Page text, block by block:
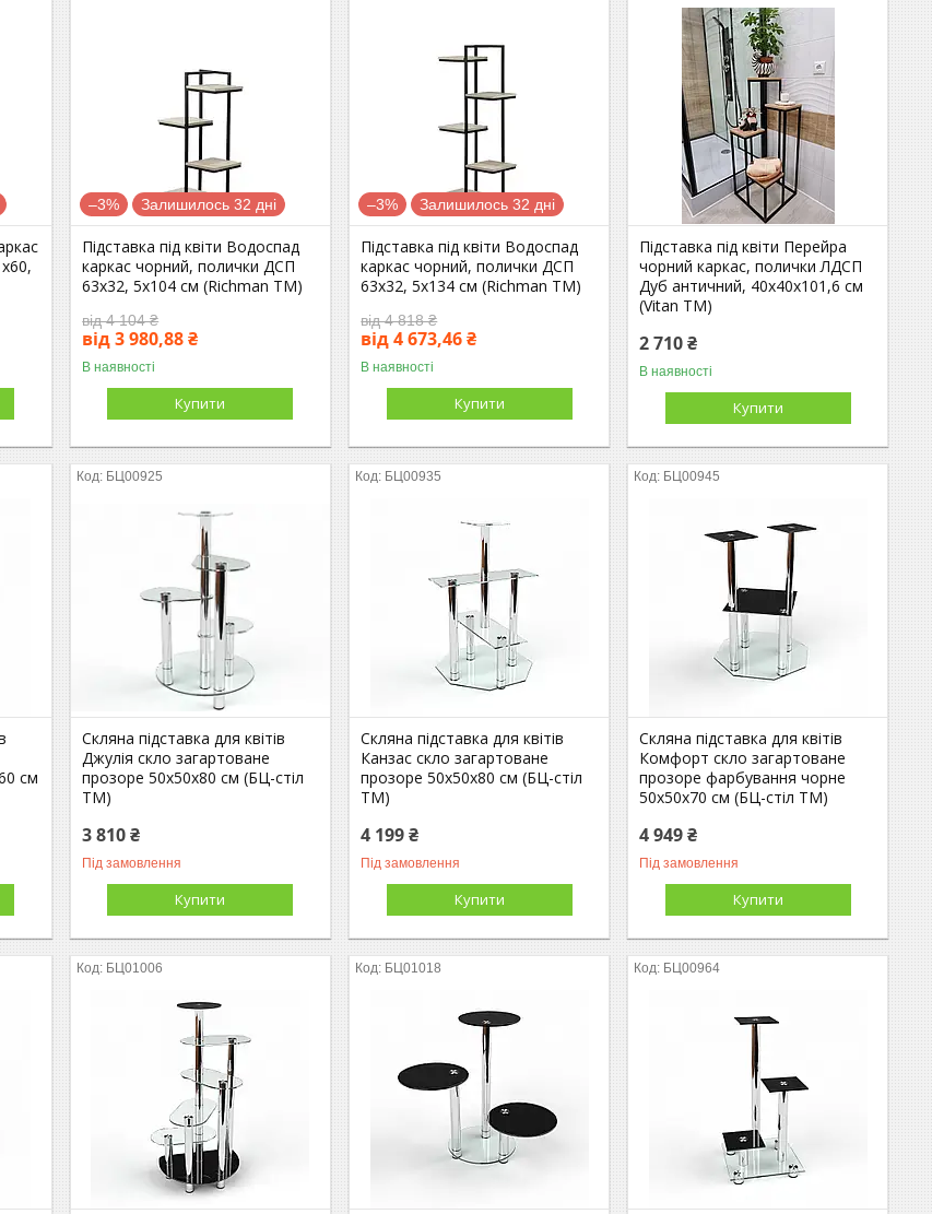
–3% Залишилось 32 дні
Підставка під квіти Водоспад
каркас чорний, полички ДСП
63х32, 5х104 см (Richman ТМ)
від 4 104 ₴
від 3 980,88 ₴
В наявності
Купити
–3% Залишилось 32 дні
Підставка під квіти Водоспад
каркас чорний, полички ДСП
63х32, 5х134 см (Richman ТМ)
від 4 818 ₴
від 4 673,46 ₴
В наявності
Купити
Підставка під квіти Перейра
чорний каркас, полички ЛДСП
Дуб античний, 40х40х101,6 см
(Vitan ТМ)
2 710 ₴
В наявності
Купити
см
БЦ00925
Скляна підставка для квітів
Джулія скло загартоване
прозоре 50х50х80 см (БЦ-стіл
ТМ)
3 810 ₴
Під замовлення
Купити
БЦ00935
Скляна підставка для квітів
Канзас скло загартоване
прозоре 50х50х80 см (БЦ-стіл
ТМ)
4 199 ₴
Під замовлення
Купити
БЦ00945
Скляна підставка для квітів
Комфорт скло загартоване
прозоре фарбування чорне
50х50х70 см (БЦ-стіл ТМ)
4 949 ₴
Під замовлення
Купити
БЦ01006 БЦ01018 БЦ00964